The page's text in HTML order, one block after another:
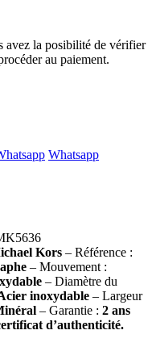
avez la posibilité de vérifier
au paiement.
Whatsapp
Kors – Référence :
– Mouvement :
– Diamètre du
inoxydable – Largeur
– Garantie : 2 ans
d’authenticité.